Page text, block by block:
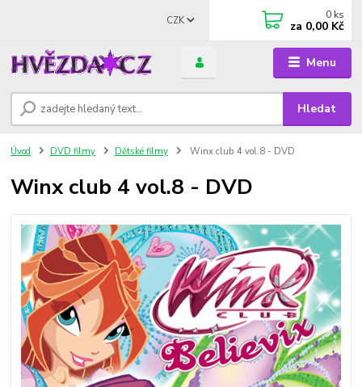
Menu
CZK
Hledat
0 ks
za 0,00 Kč
Úvod DVD filmy Dětské filmy Winx club 4 vol.8 - DVD
Winx club 4 vol.8 - DVD